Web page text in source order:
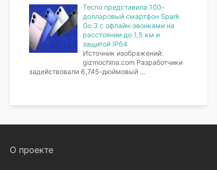
Tecno представила 100-
долларовый смартфон Spark
Go 3 с офлайн-звонками на
расстоянии до 1,5 км и
защитой IP64
Источник изображений:
gizmochina.com Разработчики
задействовали 6,745-дюймовый ...
О проекте